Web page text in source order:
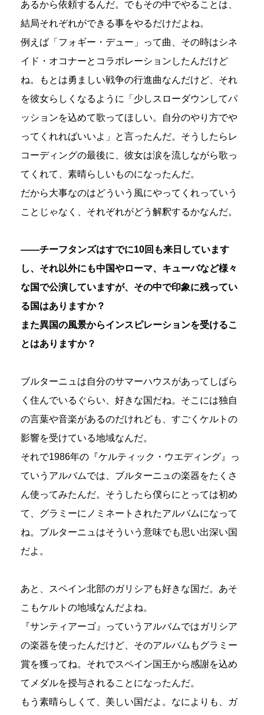
あるから依頼するんだ。でもその中でやることは、
結局それぞれができる事をやるだけだよね。
例えば「フォギー・デュー」って曲、その時はシネ
イド・オコナーとコラボレーションしたんだけど
ね。もとは勇ましい戦争の行進曲なんだけど、それ
を彼女らしくなるように「少しスローダウンしてパ
ッションを込めて歌ってほしい。自分のやり方でや
ってくれればいいよ」と言ったんだ。そうしたらレ
コーディングの最後に、彼女は涙を流しながら歌っ
てくれて、素晴らしいものになったんだ。
だから大事なのはどういう風にやってくれっていう
ことじゃなく、それぞれがどう解釈するかなんだ。
――チーフタンズはすでに10回も来日しています
し、それ以外にも中国やローマ、キューバなど様々
な国で公演していますが、その中で印象に残ってい
る国はありますか？
また異国の風景からインスピレーションを受けるこ
とはありますか？
ブルターニュは自分のサマーハウスがあってしばら
く住んでいるぐらい、好きな国だね。そこには独自
の言葉や音楽があるのだけれども、すごくケルトの
影響を受けている地域なんだ。
それで1986年の『ケルティック・ウエディング』っ
ていうアルバムでは、ブルターニュの楽器をたくさ
ん使ってみたんだ。そうしたら僕らにとっては初め
て、グラミーにノミネートされたアルバムになって
ね。ブルターニュはそういう意味でも思い出深い国
だよ。
あと、スペイン北部のガリシアも好きな国だ。あそ
こもケルトの地域なんだよね。
『サンティアーゴ』っていうアルバムではガリシア
の楽器を使ったんだけど、そのアルバムもグラミー
賞を獲ってね。それでスペイン国王から感謝を込め
てメダルを授与されることになったんだ。
もう素晴らしくて、美しい国だよ。なによりも、ガ